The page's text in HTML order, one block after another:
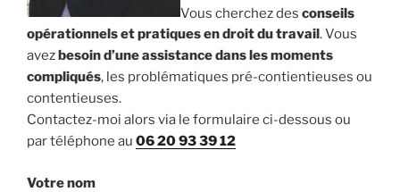
Vous cherchez des conseils
opérationnels et pratiques en droit du travail. Vous
avezbesoin d’une assistance dans les moments
compliqués, les problématiques pré-contientieuses ou
contentieuses.
Contactez-moi alors via le formulaire ci-dessous ou
par téléphone au 06 20 93 39 12
Votre nom